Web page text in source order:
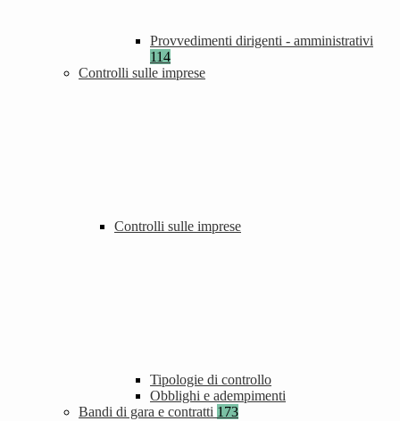
Provvedimenti dirigenti - amministrativi
114
Controlli sulle imprese
Controlli sulle imprese
Tipologie di controllo
Obblighi e adempimenti
Bandi di gara e contratti 173